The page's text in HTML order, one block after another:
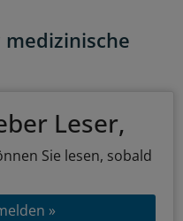
medizinische
Leser,
Sie lesen, sobald
»